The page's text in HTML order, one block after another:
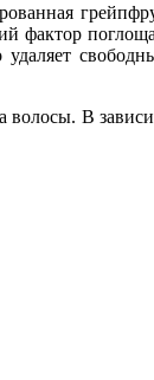
фактор
В